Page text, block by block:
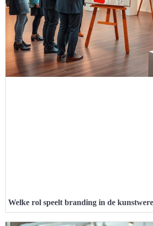
Welke rol speelt branding in de